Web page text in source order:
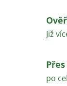
Již
po